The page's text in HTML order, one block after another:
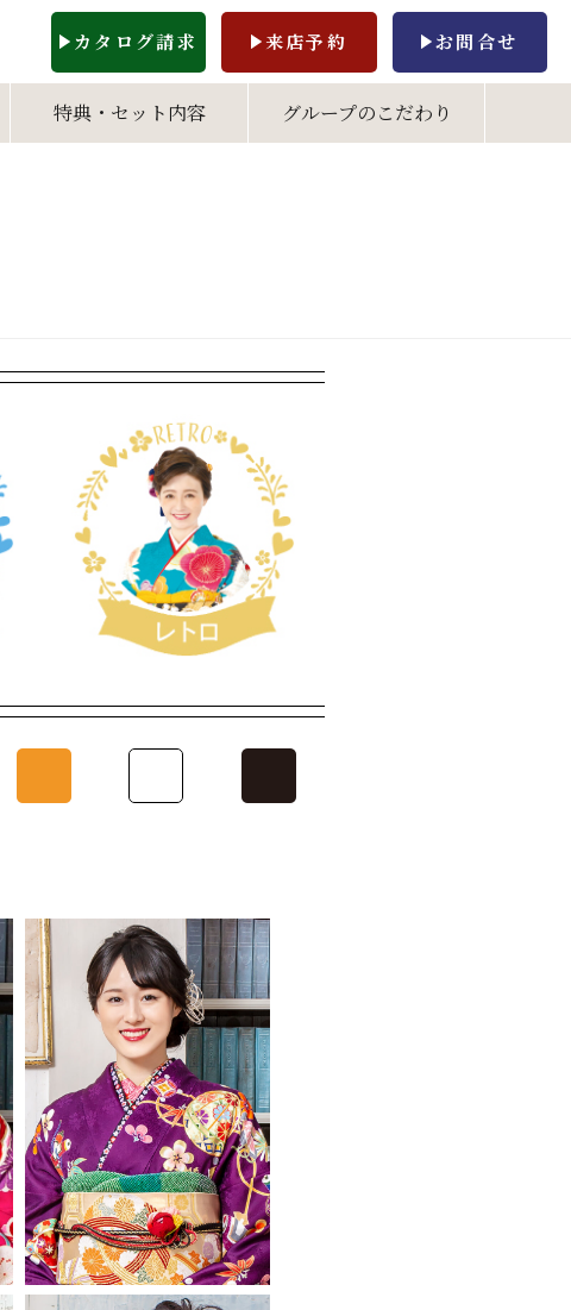
カタログ請求 来店予約 お問合せ
特典・セット内容 グループのこだわり